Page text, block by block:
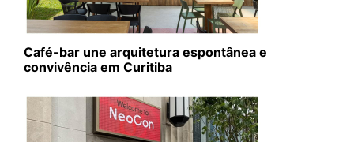
Café-bar une arquitetura espontânea e
convivência em Curitiba